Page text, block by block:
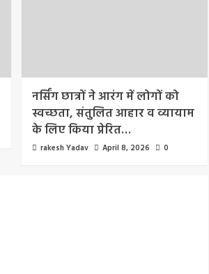
नर्सिंग छात्रों ने आरंग में लोगों को
स्वच्छता, संतुलित आहार व व्यायाम
के लिए किया प्रेरित…
rakesh Yadav April 8, 2026 0